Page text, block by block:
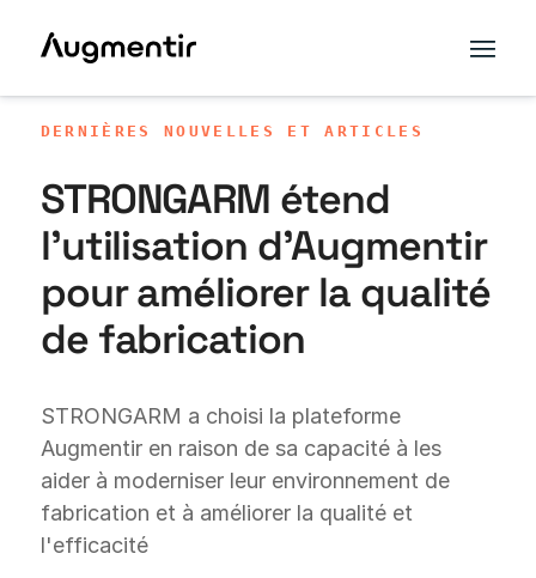
DERNIÈRES NOUVELLES ET ARTICLES
STRONGARM étend
l'utilisation d'Augmentir
pour améliorer la qualité
de fabrication
STRONGARM a choisi la plateforme
Augmentir en raison de sa capacité à les
aider à moderniser leur environnement de
fabrication et à améliorer la qualité et
l'efficacité